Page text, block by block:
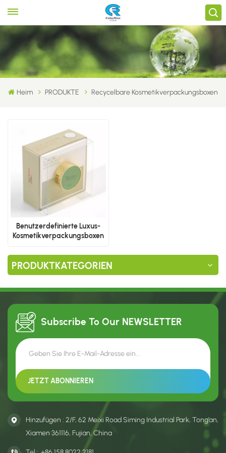
Heim PRODUKTE Recycelbare Kosmetikverpackungsboxen
Benutzerdefinierte Luxus-
Kosmetikverpackungsboxen
PRODUKTKATEGORIEN
Subscribe To Our NEWSLETTER
Hinzufügen : 2/F, 62 Meixi Road Siming Industrial Park, Tong’an,
Xiamen 361116, Fujian, China